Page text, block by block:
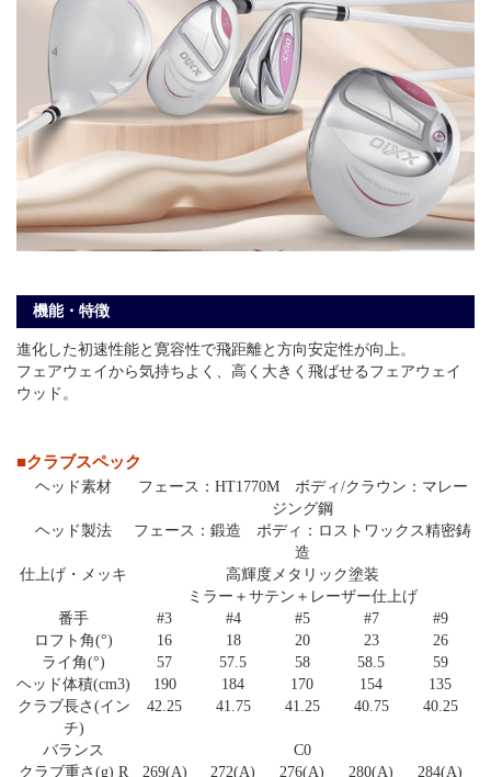
機能・特徴
進化した初速性能と寛容性で飛距離と方向安定性が向上。
フェアウェイから気持ちよく、高く大きく飛ばせるフェアウェイ
ウッド。
■クラブスペック
ヘッド素材
フェース：HT1770M ボディ/クラウン：マレー
ジング鋼
ヘッド製法
フェース：鍛造 ボディ：ロストワックス精密鋳
造
仕上げ・メッキ
高輝度メタリック塗装
ミラー＋サテン＋レーザー仕上げ
番手
#3 #4 #5 #7
#9
ロフト角(°)
16 18 20 23
26
ライ角(°)
57 57.5 58 58.5
59
ヘッド体積(cm3)
190 184 170 154
135
クラブ長さ(イン
チ)
42.25 41.75 41.25 40.75 40.25
バランス
C0
クラブ重さ(g) R
269(A)
272(A)
276(A)
280(A)
284(A)